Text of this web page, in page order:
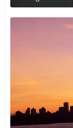
1. Oktober